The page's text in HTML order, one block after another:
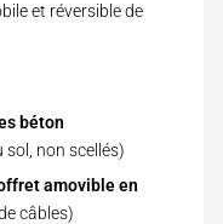
et réversible de
béton
sol, non scellés)
amovible en
câbles)